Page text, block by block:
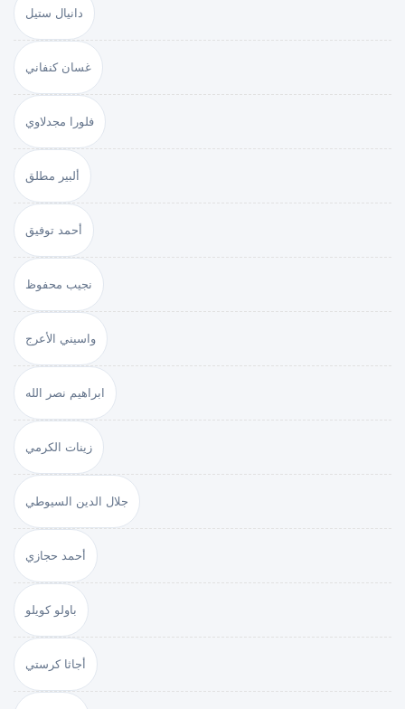
دانيال ستيل
غسان كنفاني
فلورا مجدلاوي
ألبير مطلق
أحمد توفيق
نجيب محفوظ
واسيني الأعرج
ابراهيم نصر الله
زينات الكرمي
جلال الدين السيوطي
أحمد حجازي
باولو كويلو
أجاثا كرستي